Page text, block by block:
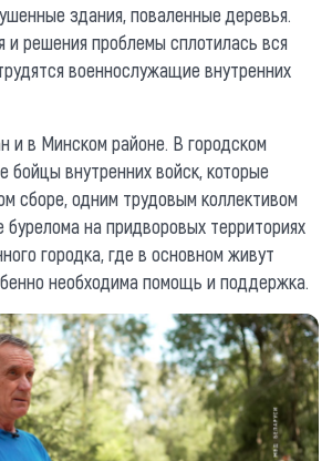
здания, поваленные деревья.
и решения проблемы сплотилась вся
военнослужащие внутренних
и в Минском районе. В городском
бойцы внутренних войск, которые
сборе, одним трудовым коллективом
бурелома на придворовых территориях
городка, где в основном живут
необходима помощь и поддержка.